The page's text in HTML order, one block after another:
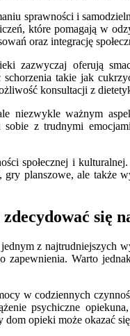
sprawności i
które pomagają w
oraz integrację
zazwyczaj oferują
takie jak
konsultacji z
niezwykle ważnym
z trudnymi
społecznej i
gry planszowe, ale
się
z najtrudniejszych
zapewnienia. Warto
w codziennych
psychiczne
opieki może okazać